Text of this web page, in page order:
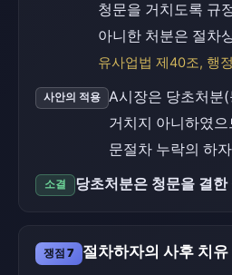
청문을 거치도록 규
아니한 처분은 절차
유사업법 제40조, 행
사안의 적용
A시장은 당초처분
거치지 아니하였
문절차 누락의 하
소결 당초처분은 청문을 결
쟁점 7 절차하자의 사후 치유